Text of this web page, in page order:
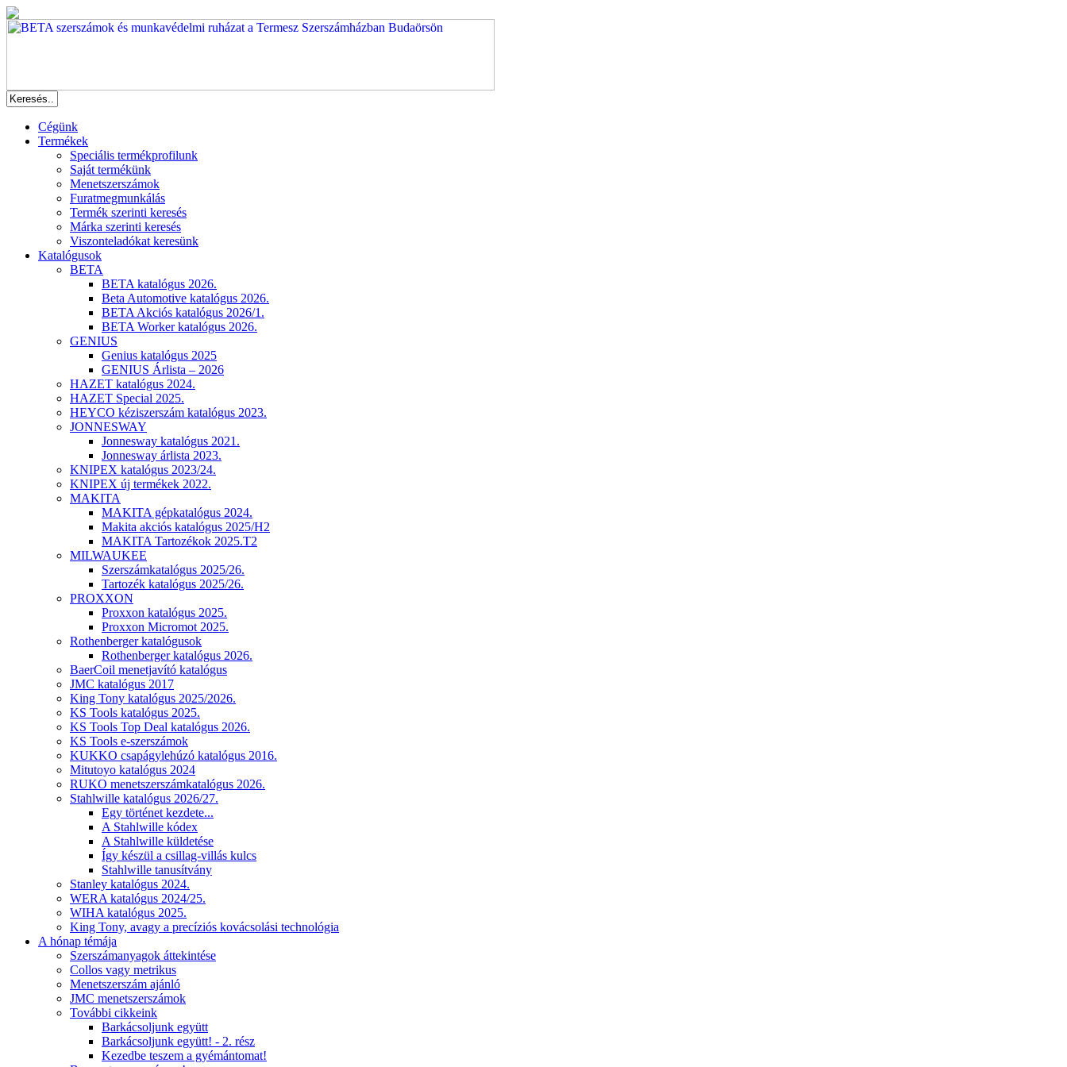
Cégünk
Termékek
Speciális termékprofilunk
Saját termékünk
Menetszerszámok
Furatmegmunkálás
Termék szerinti keresés
Márka szerinti keresés
Viszonteladókat keresünk
Katalógusok
BETA
BETA katalógus 2026.
Beta Automotive katalógus 2026.
BETA Akciós katalógus 2026/1.
BETA Worker katalógus 2026.
GENIUS
Genius katalógus 2025
GENIUS Árlista – 2026
HAZET katalógus 2024.
HAZET Special 2025.
HEYCO kéziszerszám katalógus 2023.
JONNESWAY
Jonnesway katalógus 2021.
Jonnesway árlista 2023.
KNIPEX katalógus 2023/24.
KNIPEX új termékek 2022.
MAKITA
MAKITA gépkatalógus 2024.
Makita akciós katalógus 2025/H2
MAKITA Tartozékok 2025.T2
MILWAUKEE
Szerszámkatalógus 2025/26.
Tartozék katalógus 2025/26.
PROXXON
Proxxon katalógus 2025.
Proxxon Micromot 2025.
Rothenberger katalógusok
Rothenberger katalógus 2026.
BaerCoil menetjavító katalógus
JMC katalógus 2017
King Tony katalógus 2025/2026.
KS Tools katalógus 2025.
KS Tools Top Deal katalógus 2026.
KS Tools e-szerszámok
KUKKO csapágylehúzó katalógus 2016.
Mitutoyo katalógus 2024
RUKO menetszerszámkatalógus 2026.
Stahlwille katalógus 2026/27.
Egy történet kezdete...
A Stahlwille kódex
A Stahlwille küldetése
Így készül a csillag-villás kulcs
Stahlwille tanusítvány
Stanley katalógus 2024.
WERA katalógus 2024/25.
WIHA katalógus 2025.
King Tony, avagy a precíziós kovácsolási technológia
A hónap témája
Szerszámanyagok áttekintése
Collos vagy metrikus
Menetszerszám ajánló
JMC menetszerszámok
További cikkeink
Barkácsoljunk együtt
Barkácsoljunk együtt! - 2. rész
Kezedbe teszem a gyémántomat!